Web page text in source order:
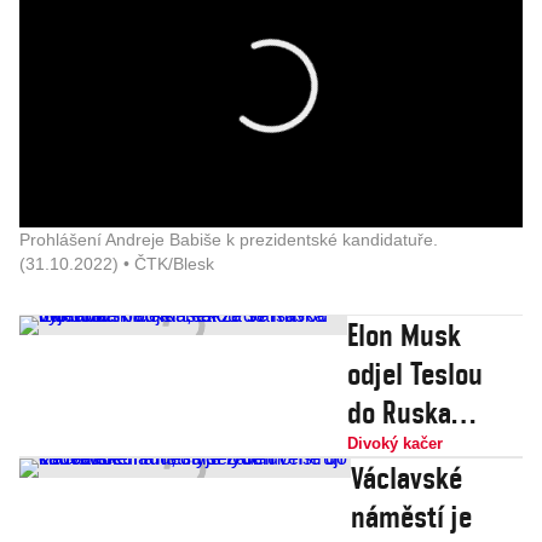
Prohlášení Andreje Babiše k prezidentské kandidatuře.
(31.10.2022) • ČTK/Blesk
Elon Musk
odjel Teslou
do Ruska
vyjednat mír.
Kousek
za Varšavou
Divoký kačer
Václavské
náměstí je